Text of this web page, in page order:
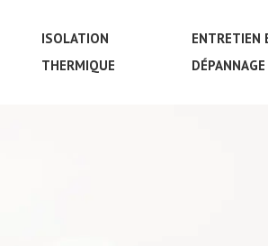
ISOLATION
THERMIQUE
ENTRETIEN
DÉPANNAGE